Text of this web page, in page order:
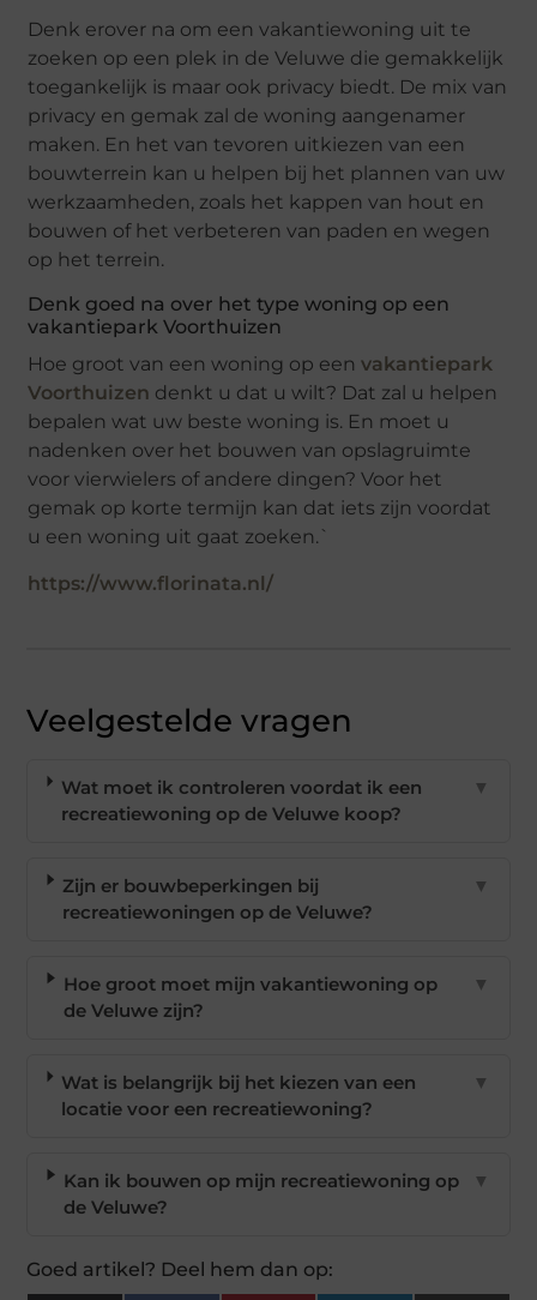
Denk erover na om een vakantiewoning uit te
zoeken op een plek in de Veluwe die gemakkelijk
toegankelijk is maar ook privacy biedt. De mix van
privacy en gemak zal de woning aangenamer
maken. En het van tevoren uitkiezen van een
bouwterrein kan u helpen bij het plannen van uw
werkzaamheden, zoals het kappen van hout en
bouwen of het verbeteren van paden en wegen
op het terrein.
Denk goed na over het type woning op een
vakantiepark Voorthuizen
Hoe groot van een woning op een vakantiepark
Voorthuizen denkt u dat u wilt? Dat zal u helpen
bepalen wat uw beste woning is. En moet u
nadenken over het bouwen van opslagruimte
voor vierwielers of andere dingen? Voor het
gemak op korte termijn kan dat iets zijn voordat
u een woning uit gaat zoeken.`
https://www.florinata.nl/
Veelgestelde vragen
Wat moet ik controleren voordat ik een
recreatiewoning op de Veluwe koop?
▼
Zijn er bouwbeperkingen bij
recreatiewoningen op de Veluwe?
▼
Hoe groot moet mijn vakantiewoning op
de Veluwe zijn?
▼
Wat is belangrijk bij het kiezen van een
locatie voor een recreatiewoning?
▼
Kan ik bouwen op mijn recreatiewoning op
de Veluwe?
▼
Goed artikel? Deel hem dan op: